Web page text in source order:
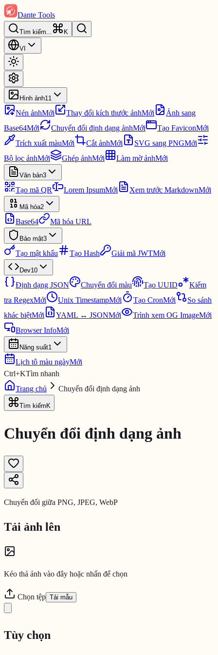
Dante Tools
Tìm kiếm... K
VI
Hình ảnh11
Nén ảnhMới Thay đổi kích thước ảnhMới
Ảnh sang
Base64Mới Chuyển đổi định dạng ảnhMới Tạo FaviconMới
Trích xuất màuMới Cắt ảnhMới SVG sang PNGMới
Bộ lọc ảnhMới Ghép ảnhMới Làm mờ ảnhMới
Văn bản3
Tạo mã QR Lorem IpsumMới Xem trước MarkdownMới
Mã hóa2
Base64 Mã hóa URL
Bảo mật3
Tạo mật khẩu Tạo Hash Giải mã JWTMới
Dev10
Định dạng JSON Chuyển đổi màu Tạo UUID
Kiểm
tra RegexMới Unix TimestampMới Tạo CronMới
So sánh
khác biệtMới YAML ↔ JSONMới Trình xem OG ImageMới
Browser InfoMới
Năng suất1
Lịch tô màu ngàyMới
Ctrl+KTìm nhanh
Trang chủ
Chuyển đổi định dạng ảnh
Tìm kiếm K
Chuyển đổi định dạng ảnh
Chuyển đổi giữa PNG, JPEG, WebP
Tải ảnh lên
Kéo thả ảnh vào đây hoặc nhấn để chọn
Chọn tệp Tải mẫu
Tùy chọn